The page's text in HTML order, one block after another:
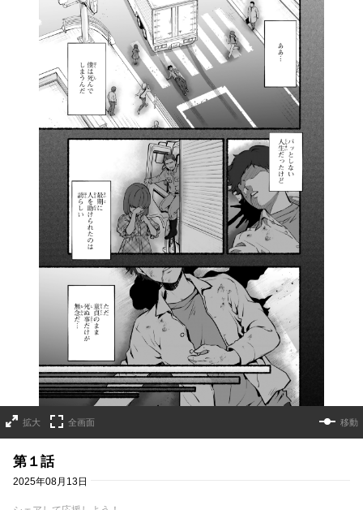
拡大 全画面 移動
第１話
2025年08月13日